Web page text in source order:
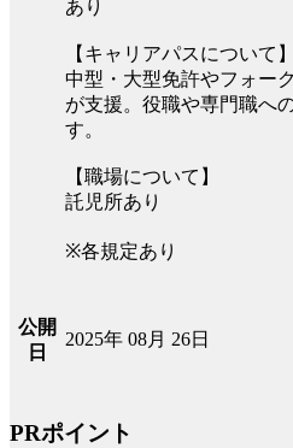
あり
【キャリアパスについて】
中型・大型免許やフォー
が支援。役職や専門職へ
す。
【職場について】
託児所あり
※各規定あり
公開
日
2025年 08月 26日
PRポイント